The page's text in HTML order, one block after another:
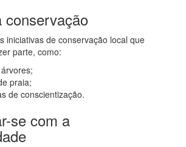
conservação
iniciativas de conservação local que
parte, como:
praia;
de conscientização.
se com a